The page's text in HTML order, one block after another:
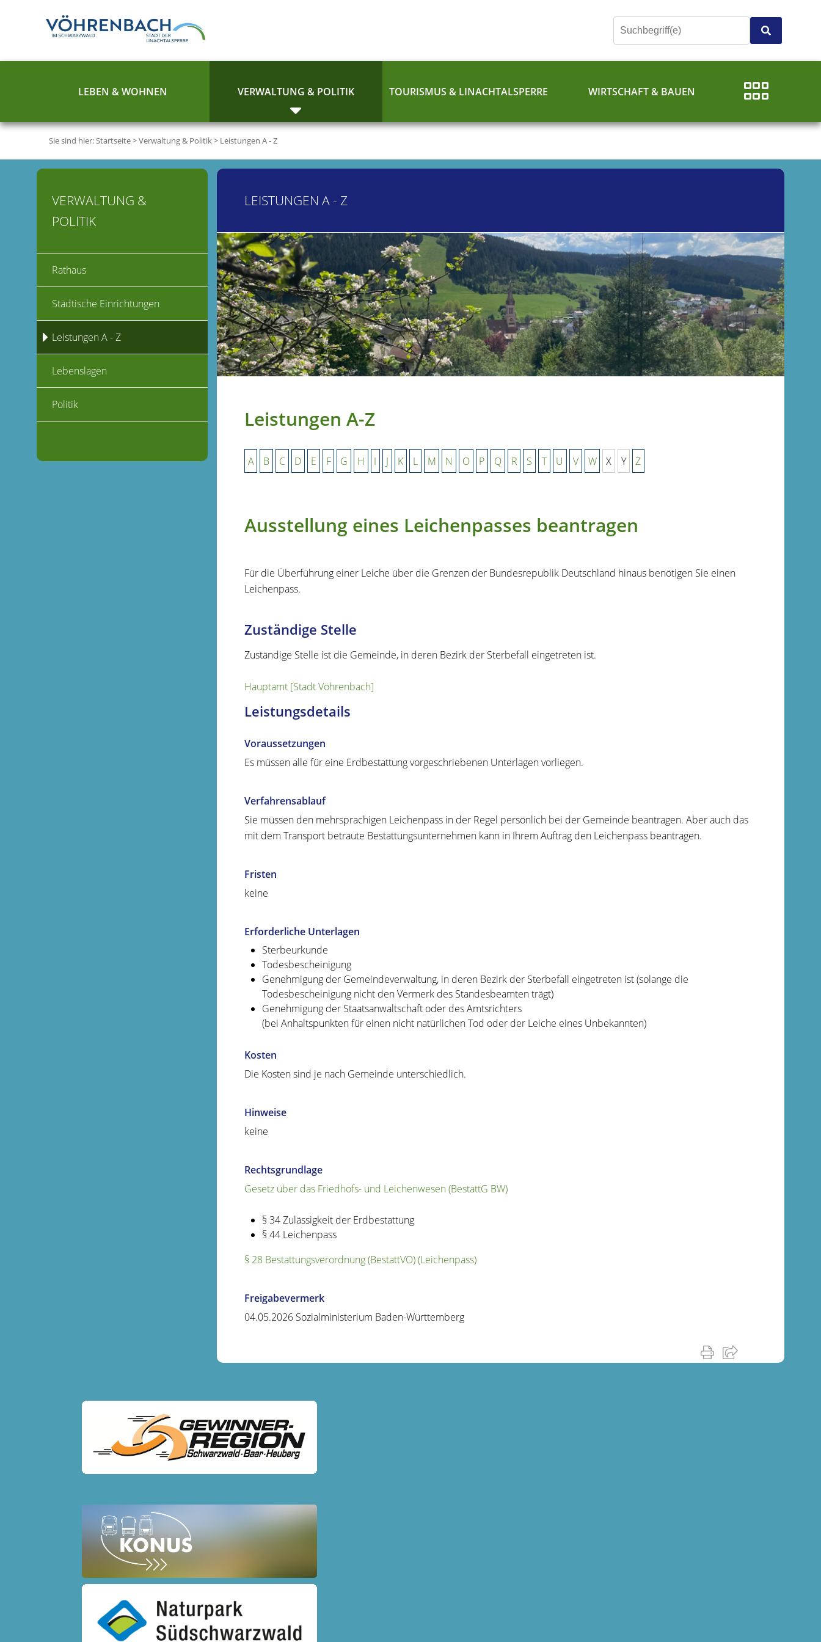
LEBEN & WOHNEN VERWALTUNG & POLITIK TOURISMUS & LINACHTALSPERRE WIRTSCHAFT & BAUEN
Sie sind hier:Startseite>Verwaltung & Politik> Leistungen A - Z
LEISTUNGEN A - Z
Leistungen A-Z
A B C D E F G H I J K L M N O P Q R S T U V W X Y Z
Ausstellung eines Leichenpasses beantragen
Für die Überführung einer Leiche über die Grenzen der Bundesrepublik Deutschland hinaus benötigen Sie einen
Leichenpass.
Zuständige Stelle
Zuständige Stelle ist die Gemeinde, in deren Bezirk der Sterbefall eingetreten ist.
Hauptamt [Stadt Vöhrenbach]
Leistungsdetails
Voraussetzungen
Es müssen alle für eine Erdbestattung vorgeschriebenen Unterlagen vorliegen.
Verfahrensablauf
Sie müssen den mehrsprachigen Leichenpass in der Regel persönlich bei der Gemeinde beantragen. Aber auch das
mit dem Transport betraute Bestattungsunternehmen kann in Ihrem Auftrag den Leichenpass beantragen.
Fristen
keine
Erforderliche Unterlagen
Sterbeurkunde
Todesbescheinigung
Genehmigung der Gemeindeverwaltung, in deren Bezirk der Sterbefall eingetreten ist (solange die
Todesbescheinigung nicht den Vermerk des Standesbeamten trägt)
Genehmigung der Staatsanwaltschaft oder des Amtsrichters
(bei Anhaltspunkten für einen nicht natürlichen Tod oder der Leiche eines Unbekannten)
Kosten
Die Kosten sind je nach Gemeinde unterschiedlich.
Hinweise
keine
Rechtsgrundlage
Gesetz über das Friedhofs- und Leichenwesen (BestattG BW)
§ 34Zulässigkeit der Erdbestattung
§ 44 Leichenpass
§ 28 Bestattungsverordnung (BestattVO) (Leichenpass)
Freigabevermerk
04.05.2026 Sozialministerium Baden-Württemberg
VERWALTUNG &
POLITIK
Rathaus
Städtische Einrichtungen
Leistungen A - Z
Lebenslagen
Politik